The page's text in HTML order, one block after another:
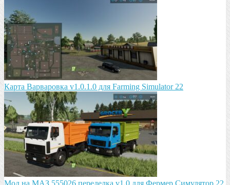
Карта Варваровка v1.0.1.0 для Farming Simulator 22
Мод на МАЗ 555026 пeрeдeлка v1.0 для Фермер Симулятор 22